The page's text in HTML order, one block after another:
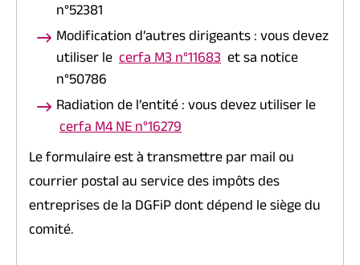
n°52381
Modification d’autres dirigeants : vous devez
utiliser le cerfa M3 n°11683 et sa notice
n°50786
Radiation de l’entité : vous devez utiliser le
cerfa M4 NE n°16279
Le formulaire est à transmettre par mail ou
courrier postal au service des impôts des
entreprises de la DGFiP dont dépend le siège du
comité.